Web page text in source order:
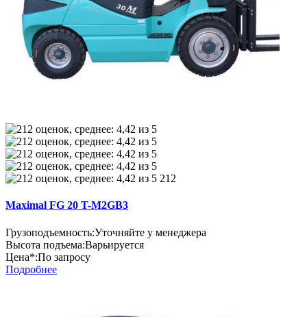
212
Maximal FG 20 T-M2GB3
Грузоподъемность:Уточняйте у менеджера
Высота подъема:Варьируется
Цена*:По запросу
Подробнее